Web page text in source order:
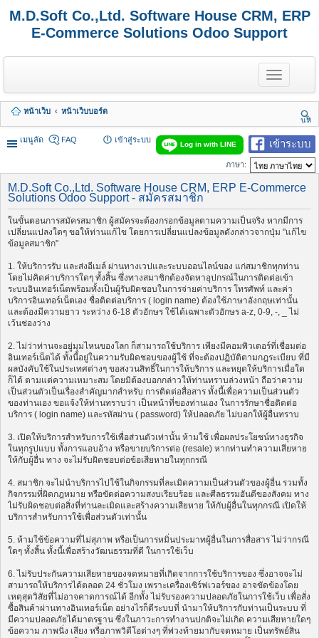
M.D.Soft Co.,Ltd. Software House CRM, ERP
E-Commerce Solutions Odoo Support
T
o
g
e
n
a
v
i
a
o
n
หน้าเว็บ
หน้าเว็บบอร์ด
นห
า
เมนูลัด
เข้าระบบ
Log in with LINE
FAQ เข้าสู่ระบบ
ภาษา:
M.D.Soft Co.,Ltd. Software House CRM, ERP E-Commerce
Solutions Odoo Support - สมัครสมาชิก
ในขั้นตอนการสมัครสมาชิก ผู้สมัครจะต้องกรอกข้อมูลตามความเป็นจริง หากมีการ
เปลี่ยนแปลงใดๆ ขอให้ท่านแก้ไข โดยการเปลี่ยนแปลงข้อมูลดังกล่าวจากปุ่ม "แก้ไข
ข้อมูลสมาชิก"
1. ให้บริการรับ และส่งอีเมล์ ผ่านทางเวปและระบบออนไลน์ของ แก่สมาชิกทุกท่าน
โดยไม่คิดค่าบริการใดๆ ทั้งสิ้น ซึ่งทางสมาชิกต้องจัดหาอุปกรณ์ในการติดต่อเข้า
ระบบอินเทอร์เน็ตพร้อมทั้งเป็นผู้รับผิดชอบในการจ่ายค่าบริการ โทรศัพท์ และค่า
บริการอินเทอร์เน็ตเอง ชื่อติดต่อบริการ ( login name) ต้องใช้ภาษาอังกฤษเท่านั้น
และต้องมีความยาว ระหว่าง 6-18 ตัวอักษร ใช้ได้เฉพาะตัวอักษร a-z, 0-9, -, _ ไม่
เว้นช่องว่าง
2. ไม่ว่าท่านจะอยู่มุมไหนของโลก ก็สามารถใช้บริการ เพียงมีคอมพิวเตอร์ที่เชื่อมต่อ
อินเทอร์เน็ตได้ ทั้งนี้อยู่ในความรับผิดชอบของผู้ใช้ ที่จะต้องปฏิบัติตามกฎระเบียบ ที่มี
ผลบังคับใช้ในประเทศต่างๆ ขอสงวนสิทธิ์ในการให้บริการ และหยุดให้บริการเมื่อใด
ก็ได้ ตามแต่ความเหมาะสม โดยมิต้องบอกกล่าวให้ท่านทราบล่วงหน้า ถือว่าความ
เป็นส่วนตัวเป็นเรื่องสำคัญมากสำหรับ การติดต่อสื่อสาร ทั้งนี้เพื่อความเป็นส่วนตัว
ของท่านเอง ขอแจ้งให้ท่านทราบว่า เป็นหน้าที่ของท่านเอง ในการรักษาชื่อติดต่อ
บริการ ( login name) และรหัสผ่าน ( password) ให้ปลอดภัย ไม่บอกให้ผู้อื่นทราบ
3. เปิดให้บริการสำหรับการใช้เพื่อส่วนตัวเท่านั้น ห้ามใช้ เพื่อผลประโยชน์ทางธุรกิจ
ในทุกรูปแบบ ทั้งการแอบอ้าง หรือขายบริการต่อ (resale) หากท่านทำความเสียหาย
ให้กับผู้อื่น ทาง จะไม่รับผิดชอบต่อข้อเสียหายในทุกกรณี
4. สมาชิก จะไม่นำบริการไปใช้ในกิจกรรมที่ละเมิดความเป็นส่วนตัวของผู้อื่น รวมทั้ง
กิจกรรมที่ผิดกฎหมาย หรือขัดต่อความสงบเรียบร้อย และศีลธรรมอันดีของสังคม ทาง
ไม่รับผิดชอบต่อสิ่งที่ท่านละเมิดและสร้างความเสียหาย ให้กับผู้อื่นในทุกกรณี เปิดให้
บริการสำหรับการใช้เพื่อส่วนตัวเท่านั้น
5. ห้ามใช้ข้อความที่ไม่สุภาพ หรือเป็นการหมิ่นประมาทผู้อื่นในการสื่อสาร ไม่ว่ากรณี
ใดๆ ทั้งสิ้น ทั้งนี้เพื่อสร้างวัฒนธรรมที่ดี ในการใช้เว็บ
6. ไม่รับประกันความเสียหายของจดหมายที่เกิดจากการใช้บริการของ ซึ่งอาจจะไม่
สามารถให้บริการได้ตลอด 24 ชั่วโมง เพราะเครื่องเซิร์ฟเวอร์ของ อาจขัดข้องโดย
เหตุสุดวิสัยที่ไม่อาจคาดการณ์ได้ อีกทั้ง ไม่รับรองความปลอดภัยในการใช้เว็บ เพื่อสั่ง
ซื้อสินค้าผ่านทางอินเทอร์เน็ต อย่างไรก็ดีระบบที่ นำมาให้บริการกับท่านเป็นระบบ ที่
มีความปลอดภัยได้มาตรฐาน ซึ่งในภาวะการทำงานปกติจะไม่เกิด ความเสียหายใดๆ
ข้อความ ภาพนิ่ง เสียง หรือภาพวิดีโอต่างๆ ที่พ่วงท้ายมากับจดหมาย เป็นทรัพย์สิน